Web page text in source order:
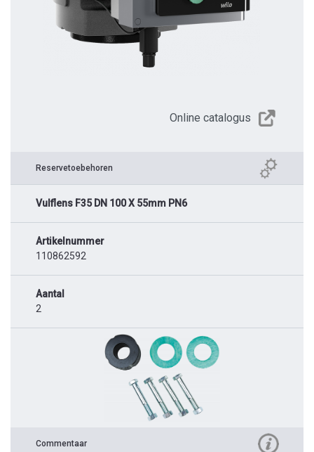
Online catalogus
Reservetoebehoren
Vulflens F35 DN 100 X 55mm PN6
Artikelnummer
110862592
Aantal
2
Commentaar